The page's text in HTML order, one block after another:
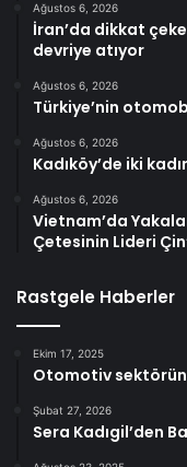
Ağustos 6, 2026
İran’da dikkat
devriye atıyor
Ağustos 6, 2026
Türkiye’nin
Ağustos 6, 2026
Kadıköy’de iki
Ağustos 6, 2026
Vietnam’da
Çetesinin Lideri
Rastgele Haberler
Ekim 17, 2025
Otomotiv
Şubat 27, 2026
Sera Kadıgil’den